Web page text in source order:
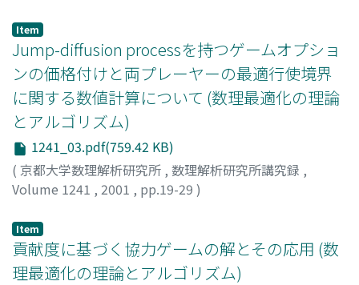
Item
Jump-diffusion processを持つゲームオプショ
ンの価格付けと両プレーヤーの最適行使境界
に関する数値計算について (数理最適化の理論
とアルゴリズム)
1241_03.pdf(759.42 KB)
( 京都大学数理解析研究所 , 数理解析研究所講究録 ,
Volume 1241 , 2001 , pp.19-29 )
Susumu
Item
貢献度に基づく協力ゲームの解とその応用 (数
理最適化の理論とアルゴリズム)